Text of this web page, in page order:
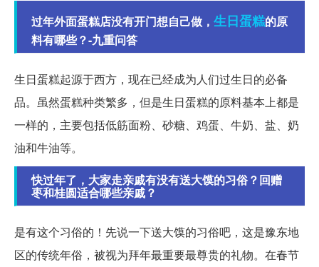
过年外面蛋糕店没有开门想自己做， 生日蛋糕的原
料有哪些？-九重问答
生日蛋糕起源于西方，现在已经成为人们过生日的必备
品。虽然蛋糕种类繁多，但是生日蛋糕的原料基本上都是
一样的，主要包括低筋面粉、砂糖、鸡蛋、牛奶、盐、奶
油和牛油等。
快过年了，大家走亲戚有没有送大馍的习俗？回赠
枣和桂圆适合哪些亲戚？
是有这个习俗的！先说一下送大馍的习俗吧，这是豫东地
区的传统年俗，被视为拜年最重要最尊贵的礼物。在春节